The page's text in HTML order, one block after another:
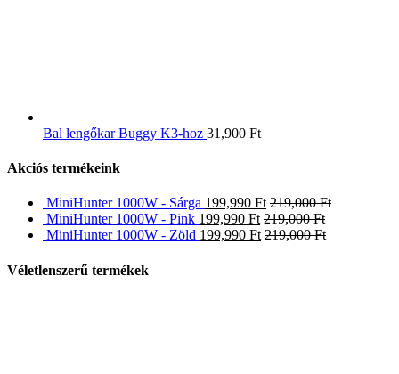
Bal lengőkar Buggy K3-hoz 31,900 Ft
Akciós termékeink
MiniHunter 1000W - Sárga 199,990 Ft 219,000Ft
MiniHunter 1000W - Pink 199,990 Ft 219,000Ft
MiniHunter 1000W - Zöld 199,990 Ft 219,000Ft
Véletlenszerű termékek